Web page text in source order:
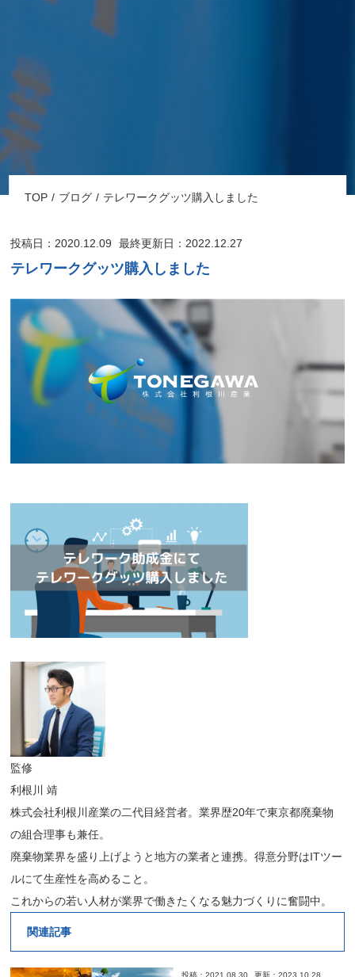
TOP ブログ テレワークグッツ購入しました
投稿日：2020.12.09 最終更新日：2022.12.27
テレワークグッツ購入しました
監修
利根川 靖
株式会社利根川産業の二代目経営者。業界歴20年で東京都廃棄物
の組合理事も兼任。
廃棄物業界を盛り上げようと地方の業者と連携。得意分野はITツー
ルにて生産性を高めること。
これからの若い人材が業界で働きたくなる魅力づくりに奮闘中。
関連記事
投稿：2021.08.30 更新：2023.10.28